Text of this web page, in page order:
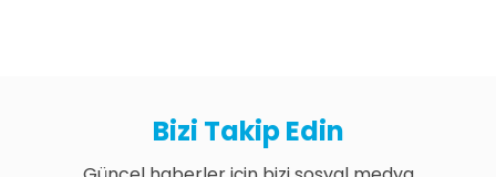
Bizi Takip Edin